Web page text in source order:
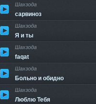
Шахзода
сарвиноз
Шахзода
Я и ты
Шахзода
faqat
Шахзода
Больно и обидно
Шахзода
Люблю Тебя